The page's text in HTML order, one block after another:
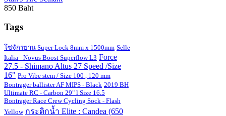
850 Baht
Tags
โซ่จักรยาน Super Lock 8mm x 1500mm Selle
Italia - Novus Boost Superflow L3 Force
27.5 - Shimano Altus 27 Speed /Size
16" Pro Vibe stem / Size 100 , 120 mm
Bontrager ballister AF MIPS - Black 2019 BH
Ultimate RC - Carbon 29" l Size 16.5
Bontrager Race Crew Cycling Sock - Flash
Yellow กระติกน้ำ Elite : Candea (650